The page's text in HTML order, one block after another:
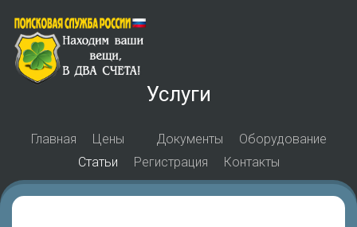
Услуги
Главная Цены Документы
Оборудование
Статьи
Регистрация Контакты